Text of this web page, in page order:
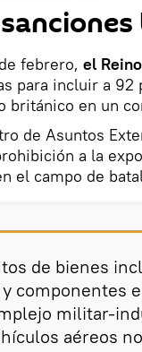
febrero, el
para incluir a
británico en un
de Asuntos
a la
el campo de
de bienes
componentes
militar-
aéreos